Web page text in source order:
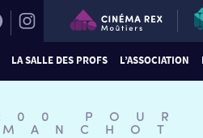
LA SALLE DES PROFS L’ASSOCIATION
POUR